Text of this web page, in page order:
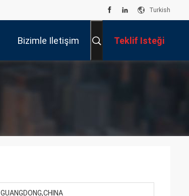
Turkish
Bizimle Iletişim Teklif Isteği
GUANGDONG,CHINA